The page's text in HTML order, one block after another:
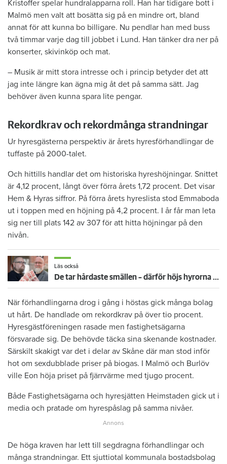
Kristoffer spelar hundralapparna roll. Han har tidigare bott i
Malmö men valt att bosätta sig på en mindre ort, bland
annat för att kunna bo billigare. Nu pendlar han med buss
två timmar varje dag till jobbet i Lund. Han tänker dra ner på
konserter, skivinköp och mat.
– Musik är mitt stora intresse och i princip betyder det att
jag inte längre kan ägna mig åt det på samma sätt. Jag
behöver även kunna spara lite pengar.
Rekordkrav och rekordmånga strandningar
Ur hyresgästerna perspektiv är årets hyresförhandlingar de
tuffaste på 2000-talet.
Och hittills handlar det om historiska hyreshöjningar. Snittet
är 4,12 procent, långt över förra årets 1,72 procent. Det visar
Hem & Hyras siffror. På förra årets hyreslista stod Emmaboda
ut i toppen med en höjning på 4,2 procent. I år får man leta
sig ner till plats 142 av 307 för att hitta höjningar på den
nivån.
Läs också
De tar hårdaste smällen – därför höjs hyrorna mest för sydskånska hyresgäster
När förhandlingarna drog i gång i höstas gick många bolag
ut hårt. De handlade om rekordkrav på över tio procent.
Hyresgästföreningen rasade men fastighetsägarna
försvarade sig. De behövde täcka sina skenande kostnader.
Särskilt skakigt var det i delar av Skåne där man stod inför
hot om sexdubblade priser på biogas. I Malmö och Burlöv
ville Eon höja priset på fjärrvärme med tjugo procent.
Både Fastighetsägarna och hyresjätten Heimstaden gick ut i
media och pratade om hyrespåslag på samma nivåer.
De höga kraven har lett till segdragna förhandlingar och
många strandningar. Ett sjuttiotal kommunala bostadsbolag